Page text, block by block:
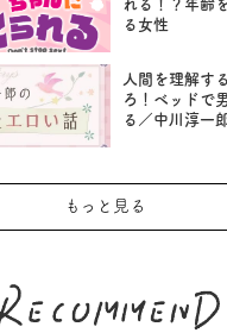
れる！？年齢
る女性
人間を理解す
ろ！ベッドで
る／中川淳一
もっと見る